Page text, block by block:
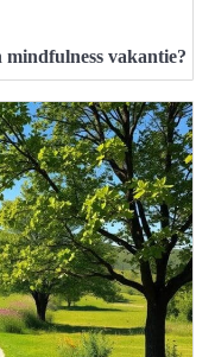
vakantie?